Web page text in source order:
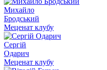
Михайло
Бродський
Меценат клубу
Сергій
Одарич
Меценат клубу